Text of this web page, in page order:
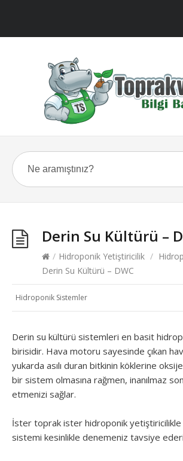
Derin Su Kültürü –
/ Hidroponik Yetiştiricilik /
Derin Su Kültürü – DWC
Hidroponik Sistemler
Derin su kültürü sistemleri en basit
birisidir. Hava motoru sayesinde çıkan
yukarda asılı duran bitkinin köklerine
bir sistem olmasına rağmen, inanılmaz
etmenizi sağlar.
İster toprak ister hidroponik yetiştiricilikle
sistemi kesinlikle denemeniz tavsiye